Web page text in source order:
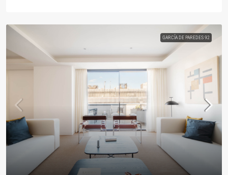
GARCÍA DE PAREDES 92